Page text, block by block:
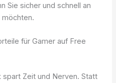
Sie sicher und schnell an
für Gamer auf Free
Zeit und Nerven. Statt